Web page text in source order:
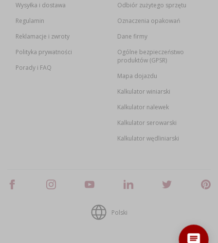
Wysyłka i dostawa
Regulamin
Reklamacje i zwroty
Polityka prywatności
Porady i FAQ
Odbiór zużytego sprzętu
Oznaczenia opakowań
Dane firmy
Ogólne bezpieczeństwo
produktów (GPSR)
Mapa dojazdu
Kalkulator winiarski
Kalkulator nalewek
Kalkulator serowarski
Kalkulator wędliniarski
Polski